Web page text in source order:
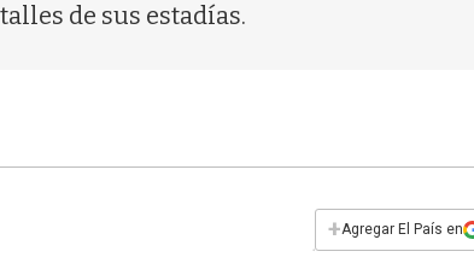
de sus estadías.
+Agregar El País en